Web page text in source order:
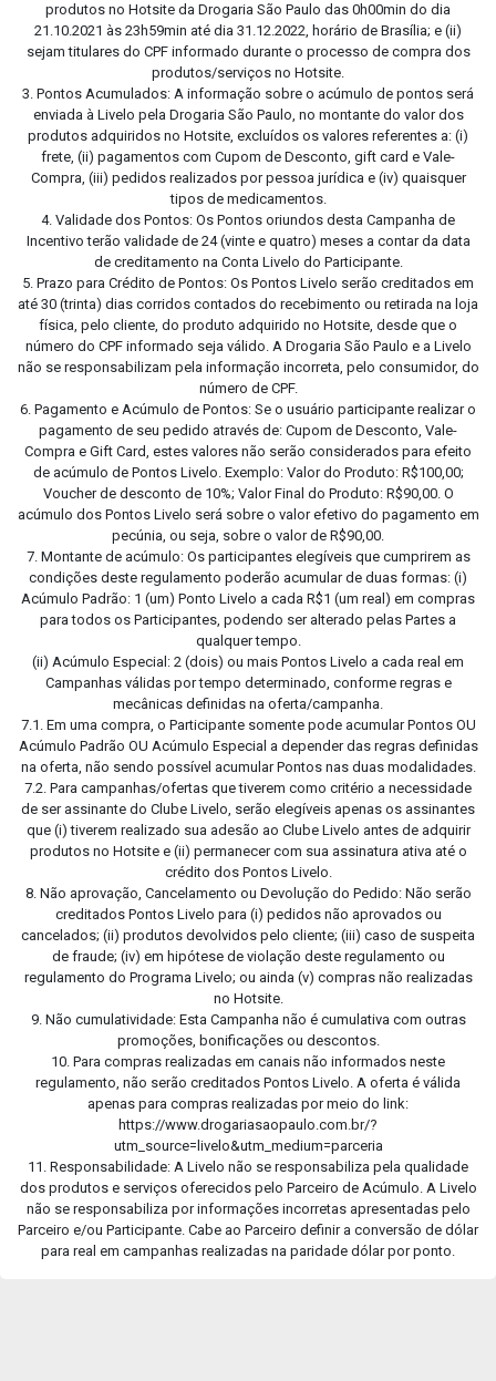
produtos no Hotsite da Drogaria São Paulo das 0h00min do dia
21.10.2021 às 23h59min até dia 31.12.2022, horário de Brasília; e (ii)
sejam titulares do CPF informado durante o processo de compra dos
produtos/serviços no Hotsite.
3. Pontos Acumulados: A informação sobre o acúmulo de pontos será
enviada à Livelo pela Drogaria São Paulo, no montante do valor dos
produtos adquiridos no Hotsite, excluídos os valores referentes a: (i)
frete, (ii) pagamentos com Cupom de Desconto, gift card e Vale-
Compra, (iii) pedidos realizados por pessoa jurídica e (iv) quaisquer
tipos de medicamentos.
4. Validade dos Pontos: Os Pontos oriundos desta Campanha de
Incentivo terão validade de 24 (vinte e quatro) meses a contar da data
de creditamento na Conta Livelo do Participante.
5. Prazo para Crédito de Pontos: Os Pontos Livelo serão creditados em
até 30 (trinta) dias corridos contados do recebimento ou retirada na loja
física, pelo cliente, do produto adquirido no Hotsite, desde que o
número do CPF informado seja válido. A Drogaria São Paulo e a Livelo
não se responsabilizam pela informação incorreta, pelo consumidor, do
número de CPF.
6. Pagamento e Acúmulo de Pontos: Se o usuário participante realizar o
pagamento de seu pedido através de: Cupom de Desconto, Vale-
Compra e Gift Card, estes valores não serão considerados para efeito
de acúmulo de Pontos Livelo. Exemplo: Valor do Produto: R$100,00;
Voucher de desconto de 10%; Valor Final do Produto: R$90,00. O
acúmulo dos Pontos Livelo será sobre o valor efetivo do pagamento em
pecúnia, ou seja, sobre o valor de R$90,00.
7. Montante de acúmulo: Os participantes elegíveis que cumprirem as
condições deste regulamento poderão acumular de duas formas: (i)
Acúmulo Padrão: 1 (um) Ponto Livelo a cada R$1 (um real) em compras
para todos os Participantes, podendo ser alterado pelas Partes a
qualquer tempo.
(ii) Acúmulo Especial: 2 (dois) ou mais Pontos Livelo a cada real em
Campanhas válidas por tempo determinado, conforme regras e
mecânicas definidas na oferta/campanha.
7.1. Em uma compra, o Participante somente pode acumular Pontos OU
Acúmulo Padrão OU Acúmulo Especial a depender das regras definidas
na oferta, não sendo possível acumular Pontos nas duas modalidades.
7.2. Para campanhas/ofertas que tiverem como critério a necessidade
de ser assinante do Clube Livelo, serão elegíveis apenas os assinantes
que (i) tiverem realizado sua adesão ao Clube Livelo antes de adquirir
produtos no Hotsite e (ii) permanecer com sua assinatura ativa até o
crédito dos Pontos Livelo.
8. Não aprovação, Cancelamento ou Devolução do Pedido: Não serão
creditados Pontos Livelo para (i) pedidos não aprovados ou
cancelados; (ii) produtos devolvidos pelo cliente; (iii) caso de suspeita
de fraude; (iv) em hipótese de violação deste regulamento ou
regulamento do Programa Livelo; ou ainda (v) compras não realizadas
no Hotsite.
9. Não cumulatividade: Esta Campanha não é cumulativa com outras
promoções, bonificações ou descontos.
10. Para compras realizadas em canais não informados neste
regulamento, não serão creditados Pontos Livelo. A oferta é válida
apenas para compras realizadas por meio do link:
https://www.drogariasaopaulo.com.br/?
utm_source=livelo&utm_medium=parceria
11. Responsabilidade: A Livelo não se responsabiliza pela qualidade
dos produtos e serviços oferecidos pelo Parceiro de Acúmulo. A Livelo
não se responsabiliza por informações incorretas apresentadas pelo
Parceiro e/ou Participante. Cabe ao Parceiro definir a conversão de dólar
para real em campanhas realizadas na paridade dólar por ponto.